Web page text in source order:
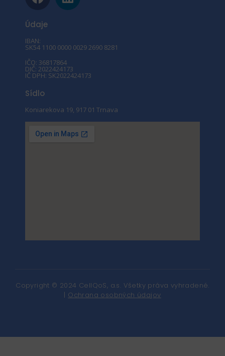
Údaje
IBAN:
SK54 1100 0000 0029 2690 8281
IČO: 36817864
DIČ: 2022424173
IČ DPH: SK2022424173
Sídlo
Koniarekova 19, 917 01 Trnava
Copyright © 2024 CellQoS, a.s. Všetky práva vyhradené.
| Ochrana osobných údajov